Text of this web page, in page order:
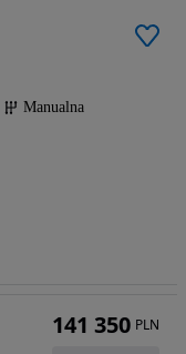
Manualna
141 350 PLN